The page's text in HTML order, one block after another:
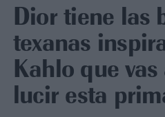
Dior tiene las
texanas
Kahlo que
lucir esta